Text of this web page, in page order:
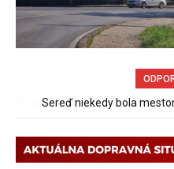
Sereď niekedy bola